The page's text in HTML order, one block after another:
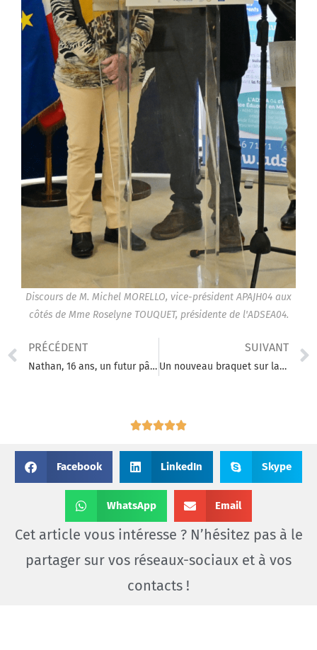
Discours de M. Michel MORELLO, vice-président APAJH04 aux
côtés de Mme Roselyne TOUQUET, présidente de l'ADSEA04.
PRÉCÉDENT
Nathan, 16 ans, un futur pâtissier passionné !
SUIVANT
Un nouveau braquet sur la route RSE pour l’APAJH04 !
Facebook LinkedIn Skype
WhatsApp Email
Cet article vous intéresse ? N’hésitez pas à le
partager sur vos réseaux-sociaux et à vos
contacts !